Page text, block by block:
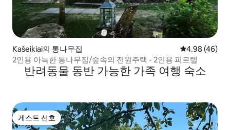
Kašeikiai의 통나무집 평점 4.98점(5
4.98 (46)
2인용 아늑한 통나무집/숲속의 전원주택 - 2인용 피르텔
반려동물 동반 가능한 가족 여행 숙소
게스트 선호
게스트 선호